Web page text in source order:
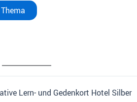
Lern- und Gedenkort Hotel Silber